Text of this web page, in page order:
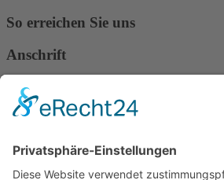
So erreichen Sie uns
Anschrift
Verband Deutscher Tierheilpraktiker e.V.
Verbandsverwaltung
Am Rosenbraken 12
E-Mail